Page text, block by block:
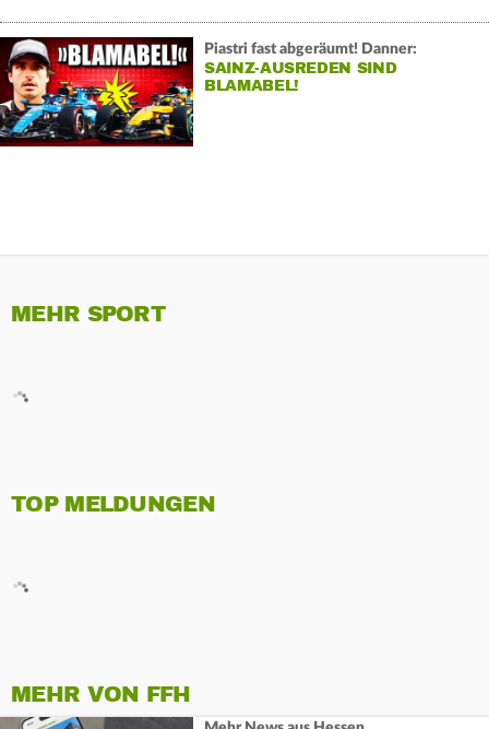
Piastri fast abgeräumt! Danner:
SAINZ-AUSREDEN SIND
BLAMABEL!
MEHR SPORT
TOP MELDUNGEN
MEHR VON FFH